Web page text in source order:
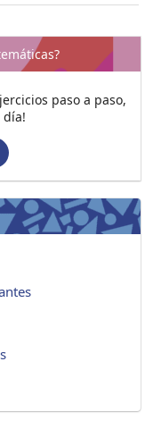
paso a paso,
día!